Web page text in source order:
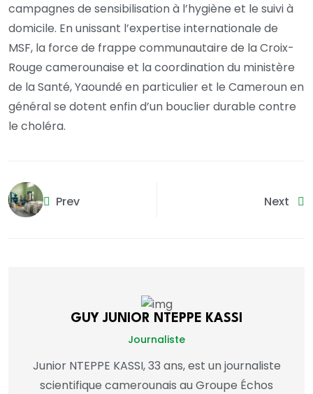
campagnes de sensibilisation à l’hygiène et le suivi à
domicile. En unissant l’expertise internationale de
MSF, la force de frappe communautaire de la Croix-
Rouge camerounaise et la coordination du ministère
de la Santé, Yaoundé en particulier et le Cameroun en
général se dotent enfin d’un bouclier durable contre
le choléra.
Prev Next
GUY JUNIOR NTEPPE KASSI
Journaliste
Junior NTEPPE KASSI, 33 ans, est un journaliste
scientifique camerounais au Groupe Échos